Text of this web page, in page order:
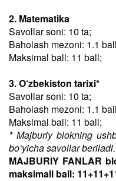
2. Matematika
Savollar soni: 10 ta;
Baholash mezoni: 1.1
Maksimal ball: 11 ball;
3. O‘zbekiston tarixi*
Savollar soni: 10 ta;
Baholash mezoni: 1.1
Maksimal ball: 11 ball;
* Majburiy blokning
bo‘yicha savollar beriladi.
MAJBURIY FANLAR
maksimall ball: